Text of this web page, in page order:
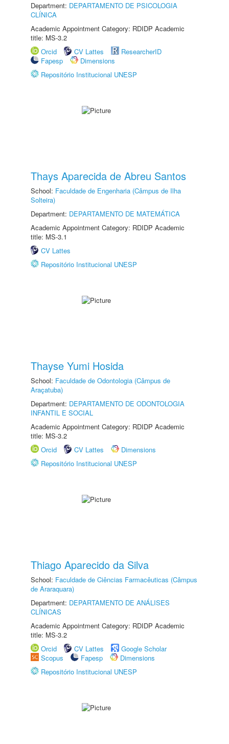
Department: DEPARTAMENTO DE PSICOLOGIA
CLÍNICA
Academic Appointment Category: RDIDP Academic
title: MS-3.2
Orcid
CV Lattes
ResearcherID
Fapesp
Dimensions
Repositório Institucional UNESP
Thays Aparecida de Abreu Santos
School: Faculdade de Engenharia (Câmpus de Ilha
Solteira)
Department: DEPARTAMENTO DE MATEMÁTICA
Academic Appointment Category: RDIDP Academic
title: MS-3.1
CV Lattes
Repositório Institucional UNESP
Thayse Yumi Hosida
School: Faculdade de Odontologia (Câmpus de
Araçatuba)
Department: DEPARTAMENTO DE ODONTOLOGIA
INFANTIL E SOCIAL
Academic Appointment Category: RDIDP Academic
title: MS-3.2
Orcid
CV Lattes
Dimensions
Repositório Institucional UNESP
Thiago Aparecido da Silva
School: Faculdade de Ciências Farmacêuticas (Câmpus
de Araraquara)
Department: DEPARTAMENTO DE ANÁLISES
CLÍNICAS
Academic Appointment Category: RDIDP Academic
title: MS-3.2
Orcid
CV Lattes
Google Scholar
Scopus
Fapesp
Dimensions
Repositório Institucional UNESP